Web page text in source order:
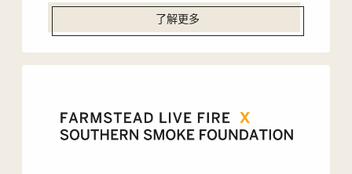
了解更多